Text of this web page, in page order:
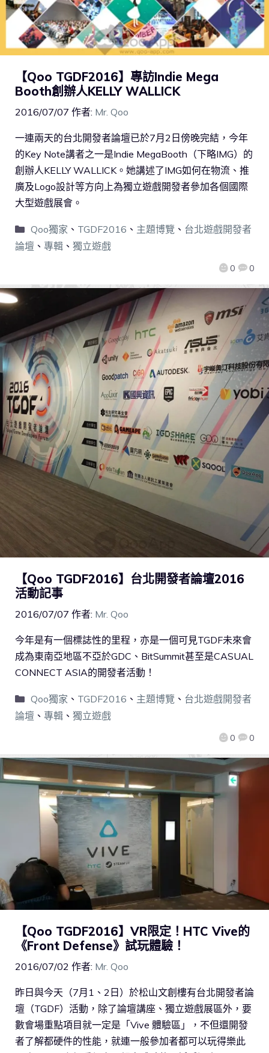
【Qoo TGDF2016】專訪Indie Mega
Booth創辦人KELLY WALLICK
2016/07/07 作者: Mr. Qoo
0 0
一連兩天的台北開發者論壇已於7月2日傍晚完結，今年
的Key Note講者之一是Indie MegaBooth（下略IMG）的
創辦人KELLY WALLICK。她講述了IMG如何在物流、推
廣及Logo設計等方向上為獨立遊戲開發者參加各個國際
大型遊戲展會。
Qoo獨家 、 TGDF2016 、 主題博覽 、 台北遊戲開發者
論壇 、 專輯 、 獨立遊戲
【Qoo TGDF2016】台北開發者論壇2016
活動記事
2016/07/07 作者: Mr. Qoo
0 0
今年是有一個標誌性的里程，亦是一個可見TGDF未來會
成為東南亞地區不亞於GDC、BitSummit甚至是CASUAL
CONNECT ASIA的開發者活動！
Qoo獨家 、 TGDF2016 、 主題博覽 、 台北遊戲開發者
論壇 、 專輯 、 獨立遊戲
【Qoo TGDF2016】VR限定！HTC Vive的
《Front Defense》試玩體驗！
2016/07/02 作者: Mr. Qoo
昨日與今天（7月1、2日）於松山文創樓有台北開發者論
壇（TGDF）活動，除了論壇講座、獨立遊戲展區外，要
數會場重點項目就一定是「Vive 體驗區」，不但還開發
者了解都硬件的性能，就連一般參加者都可以玩得樂此